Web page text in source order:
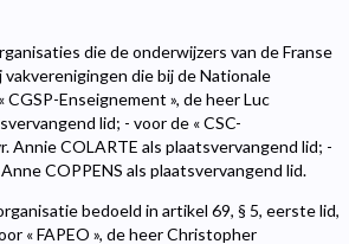
die de onderwijzers van de Franse
die bij de Nationale
Enseignement », de heer Luc
lid; - voor de « CSC-
Annie COLARTE als plaatsvervangend lid; -
COPPENS als plaatsvervangend lid.
bedoeld in artikel 69, § 5, eerste lid,
« FAPEO », de heer Christopher